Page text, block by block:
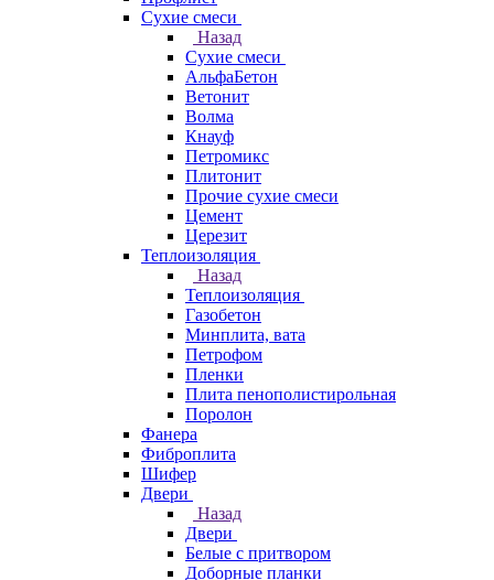
Сухие смеси
Назад
Сухие смеси
АльфаБетон
Ветонит
Волма
Кнауф
Петромикс
Плитонит
Прочие сухие смеси
Цемент
Церезит
Теплоизоляция
Назад
Теплоизоляция
Газобетон
Минплита, вата
Петрофом
Пленки
Плита пенополистирольная
Поролон
Фанера
Фиброплита
Шифер
Двери
Назад
Двери
Белые с притвором
Доборные планки